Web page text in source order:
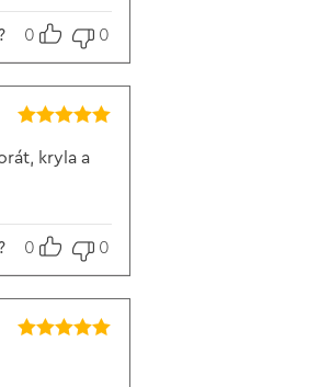
0 0
z 5 kryla a
0 0